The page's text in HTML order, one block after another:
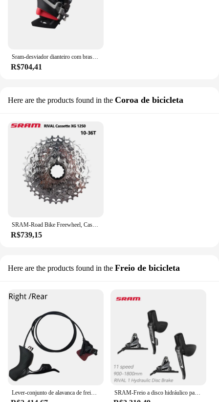
Sram-desviador dianteiro com brasagem em 2x12speed para bicicleta de estrada, desviador bicicleta elétrica, velocidade 12s
R$704,41
Here are the products found in the Coroa de bicicleta
SRAM-Road Bike Freewheel, Cassete 1250 Rival, 12S, 10-30T, 10-36T, Prateado, 1251, XPLR, 10-44T, Bicicleta de estrada de 12 velocidades, CS-XG-1251
R$739,15
Here are the products found in the Freio de bicicleta
Lever-conjunto de alavanca de freio para bicicleta de estrada, disco hidráulico, para gravel rival etap ax SRAM-Freio a disco hidráulico para bicicleta rodoviária, controlador de mudanças, peça do desviador, esquerda e direita, 11 velocidades, 1, 1X11, 900-1800mm, ST